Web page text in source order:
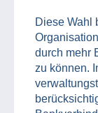
Diese Wahl
durch mehr
zu können.